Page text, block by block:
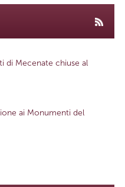
di Mecenate chiuse al
ai Monumenti del